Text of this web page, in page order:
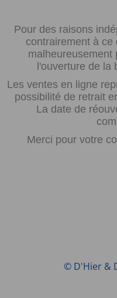
Pour des raisons
contrairement à ce
malheureusement
l'ouverture de la
Les ventes en ligne
possibilité de retrait
La date de
Merci pour votre
© D'Hier &